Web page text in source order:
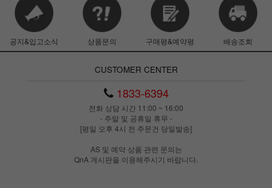
공지&입고소식 상품문의 구매평&예약평 배송조회
CUSTOMER CENTER
1833-6394
전화 상담 시간 11:00 ~ 16:00
- 주말 및 공휴일 휴무 -
[평일 오후 4시 전 주문건 당일발송]
AS 및 예약 상품 관련 문의는
QnA 게시판을 이용해주시기 바랍니다.